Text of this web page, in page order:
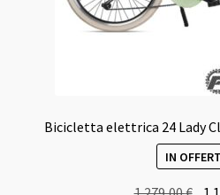
Bicicletta elettrica 24 Lady
IN